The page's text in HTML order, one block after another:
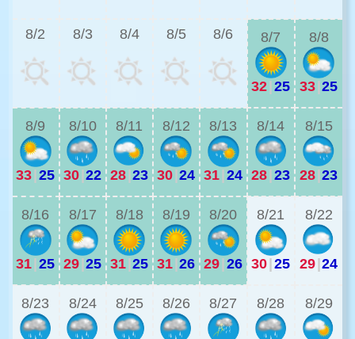
8/2 8/3 8/4 8/5 8/6 8/7
32 25
8/8
33 25
8/9
33 25
8/10
30 22
8/11
28 23
8/12
30 24
8/13
31 24
8/14
28 23
8/15
28 23
8/16
31 25
8/17
29 25
8/18
31 25
8/19
31 26
8/20
29 26
8/21
30 25
8/22
29 24
8/23 8/24 8/25 8/26 8/27 8/28 8/29